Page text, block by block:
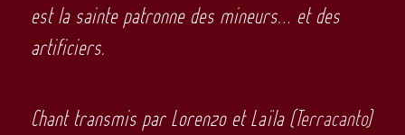
est la sainte patronne des mineurs… et des
artificiers.
Chant transmis par Lorenzo et Laïla (Terracanto)